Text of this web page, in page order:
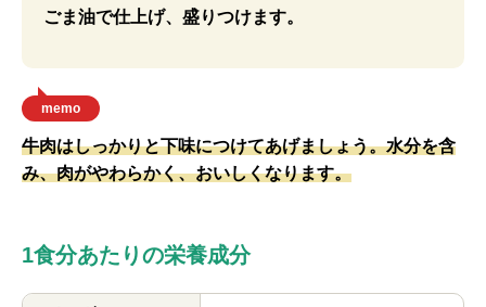
ごま油で仕上げ、盛りつけます。
memo
牛肉はしっかりと下味につけてあげましょう。水分を含
み、肉がやわらかく、おいしくなります。
1食分あたりの栄養成分